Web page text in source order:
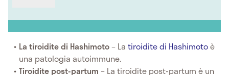
La tiroidite di Hashimoto– Latiroidite di Hashimotoè
una patologia autoimmune.
Tiroidite post-partum– La tiroidite post-partum è un